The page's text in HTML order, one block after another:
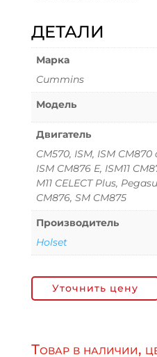
ДЕТАЛИ
Марка
Cummins
Модель
Двигатель
CM570, ISM, ISM
ISM CM876 E, ISM11
M11 CELECT Plus,
CM876, SM CM875
Производитель
Holset
Уточнить цену
Товар в наличии,